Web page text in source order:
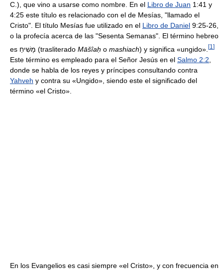
C.), que vino a usarse como nombre. En el Libro de Juan 1:41 y
4:25 este título es relacionado con el de Mesías, "llamado el
Cristo". El título Mesías fue utilizado en el Libro de Daniel 9:25-26,
o la profecía acerca de las "Sesenta Semanas". El término hebreo
es מָשִׁיחַ (trasliterado Māšîaḥ o mashiach) y significa «ungido». [1 ]
Este término es empleado para el Señor Jesús en el Salmo 2:2
donde se habla de los reyes y príncipes consultando contra
Yahveh y contra su «Ungido», siendo este el significado del
término «el Cristo».
En los Evangelios es casi siempre «el Cristo», y con frecuencia en